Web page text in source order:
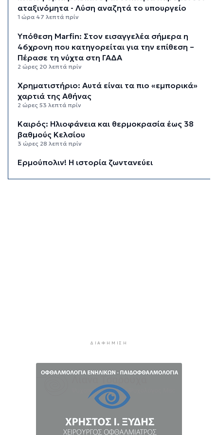
αταξινόμητα - Λύση αναζητά το υπουργείο
1 ώρα 47 λεπτά πρίν
Υπόθεση Marfin: Στον εισαγγελέα σήμερα η
46χρονη που κατηγορείται για την επίθεση –
Πέρασε τη νύχτα στη ΓΑΔΑ
2 ώρες 20 λεπτά πρίν
Χρηματιστήριο: Αυτά είναι τα πιο «εμπορικά»
χαρτιά της Αθήνας
2 ώρες 53 λεπτά πρίν
Καιρός: Ηλιοφάνεια και θερμοκρασία έως 38
βαθμούς Κελσίου
3 ώρες 28 λεπτά πρίν
Ερμούπολιν! Η ιστορία ζωντανεύει
ΔΙΑΦΉΜΙΣΗ